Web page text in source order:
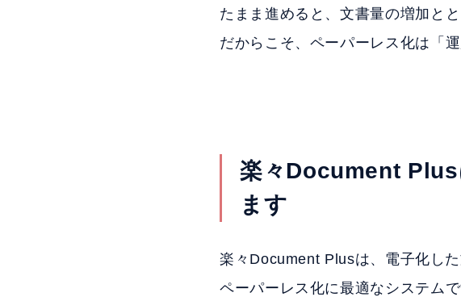
たまま進めると、文書量の増加と
だからこそ、ペーパーレス化は「
楽々Document Plus
ます
楽々Document Plusは、電子化し
ペーパーレス化に最適なシステム